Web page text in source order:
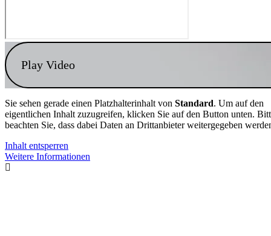
Play Video
Sie sehen gerade einen Platzhalterinhalt von Standard. Um auf den
eigentlichen Inhalt zuzugreifen, klicken Sie auf den Button unten.
beachten Sie, dass dabei Daten an Drittanbieter weitergegeben
Inhalt entsperren
Weitere Informationen